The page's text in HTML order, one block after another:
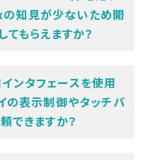
知見が少ないため開
もらえますか？
タフェースを使用
の表示制御やタッチパ
できますか？